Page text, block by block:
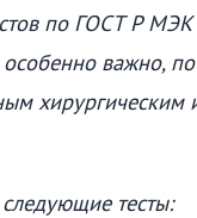
по ГОСТ Р
особенно важно,
хирургическим
тесты: